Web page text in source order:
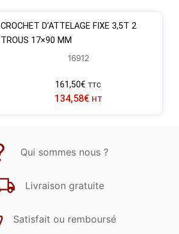
CROCHET D’ATTELAGE FIXE 3,5T 2
TROUS 17×90 MM
16912
161,50€ TTC
134,58€ HT
Qui sommes nous ?
Livraison gratuite
Satisfait ou remboursé